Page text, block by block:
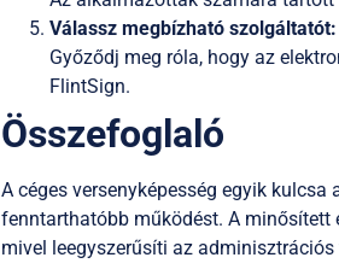
Válassz megbízható szolgáltatót:
Győződj meg róla, hogy az
FlintSign.
Összefoglaló
A céges versenyképesség egyik
fenntarthatóbb működést. A minősített
mivel leegyszerűsíti az